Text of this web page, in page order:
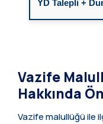
YD Talepli +
Vazife
Hakkında
Vazife malullüğü ile